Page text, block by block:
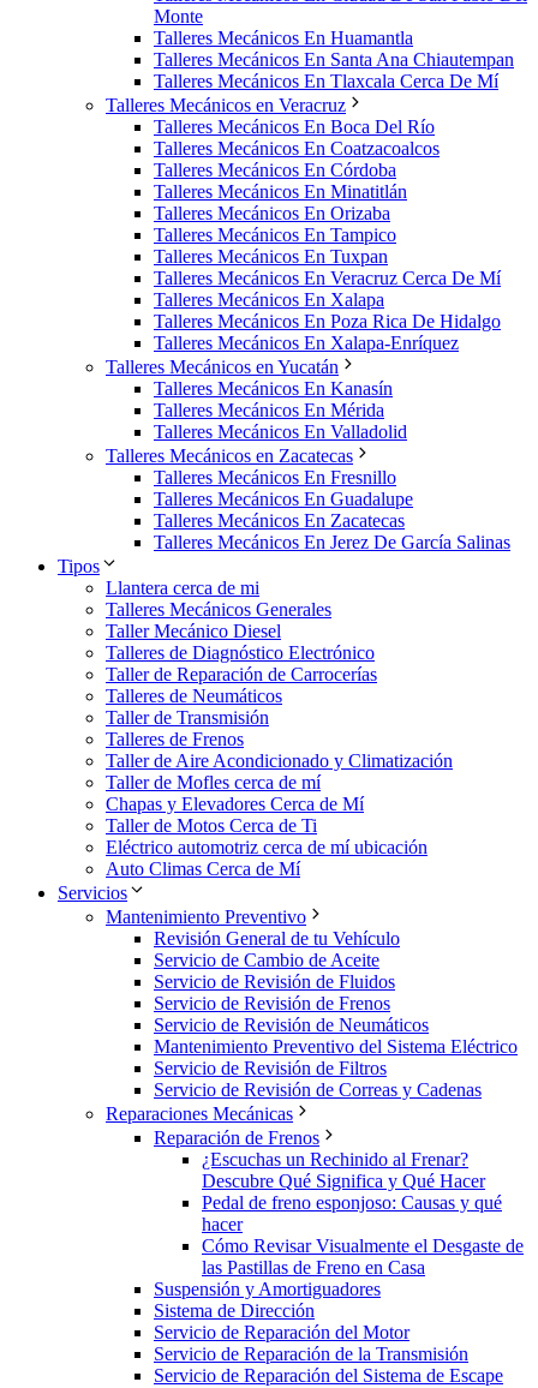
Monte
Talleres Mecánicos En Huamantla
Talleres Mecánicos En Santa Ana Chiautempan
Talleres Mecánicos En Tlaxcala Cerca De Mí
Talleres Mecánicos en Veracruz
Talleres Mecánicos En Boca Del Río
Talleres Mecánicos En Coatzacoalcos
Talleres Mecánicos En Córdoba
Talleres Mecánicos En Minatitlán
Talleres Mecánicos En Orizaba
Talleres Mecánicos En Tampico
Talleres Mecánicos En Tuxpan
Talleres Mecánicos En Veracruz Cerca De Mí
Talleres Mecánicos En Xalapa
Talleres Mecánicos En Poza Rica De Hidalgo
Talleres Mecánicos En Xalapa-Enríquez
Talleres Mecánicos en Yucatán
Talleres Mecánicos En Kanasín
Talleres Mecánicos En Mérida
Talleres Mecánicos En Valladolid
Talleres Mecánicos en Zacatecas
Talleres Mecánicos En Fresnillo
Talleres Mecánicos En Guadalupe
Talleres Mecánicos En Zacatecas
Talleres Mecánicos En Jerez De García Salinas
Tipos
Llantera cerca de mi
Talleres Mecánicos Generales
Taller Mecánico Diesel
Talleres de Diagnóstico Electrónico
Taller de Reparación de Carrocerías
Talleres de Neumáticos
Taller de Transmisión
Talleres de Frenos
Taller de Aire Acondicionado y Climatización
Taller de Mofles cerca de mí
Chapas y Elevadores Cerca de Mí
Taller de Motos Cerca de Ti
Eléctrico automotriz cerca de mí ubicación
Auto Climas Cerca de Mí
Servicios
Mantenimiento Preventivo
Revisión General de tu Vehículo
Servicio de Cambio de Aceite
Servicio de Revisión de Fluidos
Servicio de Revisión de Frenos
Servicio de Revisión de Neumáticos
Mantenimiento Preventivo del Sistema Eléctrico
Servicio de Revisión de Filtros
Servicio de Revisión de Correas y Cadenas
Reparaciones Mecánicas
Reparación de Frenos
¿Escuchas un Rechinido al Frenar?
Descubre Qué Significa y Qué Hacer
Pedal de freno esponjoso: Causas y qué
hacer
Cómo Revisar Visualmente el Desgaste de
las Pastillas de Freno en Casa
Suspensión y Amortiguadores
Sistema de Dirección
Servicio de Reparación del Motor
Servicio de Reparación de la Transmisión
Servicio de Reparación del Sistema de Escape